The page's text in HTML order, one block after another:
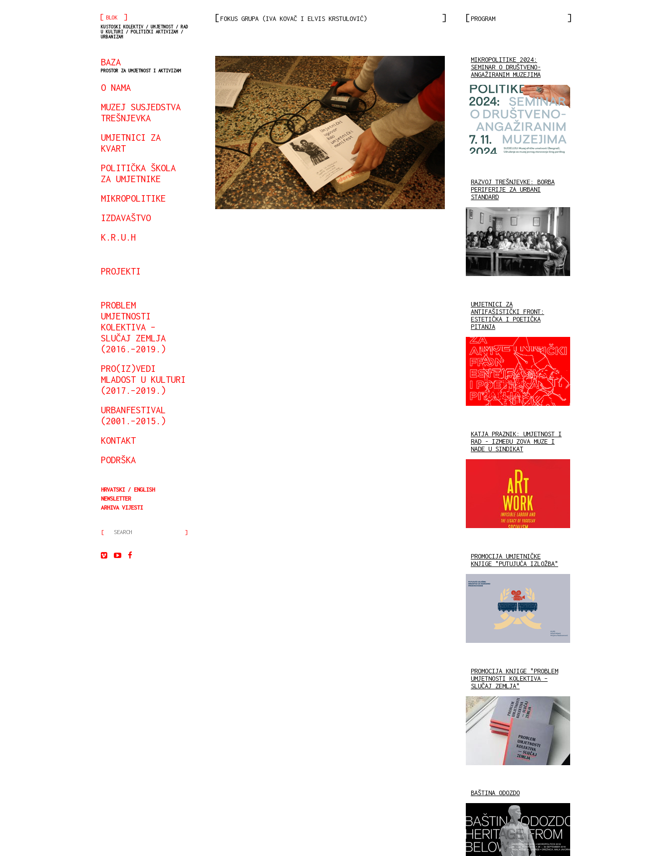
[ BLOK ]
KUSTOSKI KOLEKTIV / UMJETNOST / RAD
U KULTURI / POLITIČKI AKTIVIZAM /
URBANIZAM
BAZA
PROSTOR ZA UMJETNOST I AKTIVIZAM
O NAMA
MUZEJ SUSJEDSTVA
TREŠNJEVKA
UMJETNICI ZA
KVART
POLITIČKA ŠKOLA
ZA UMJETNIKE
MIKROPOLITIKE
IZDAVAŠTVO
K.R.U.H
PROJEKTI
PROBLEM
UMJETNOSTI
KOLEKTIVA –
SLUČAJ ZEMLJA
(2016.–2019.)
PRO(IZ)VEDI
MLADOST U KULTURI
(2017.–2019.)
URBANFESTIVAL
(2001.–2015.)
KONTAKT
PODRŠKA
HRVATSKI
ENGLISH
NEWSLETTER
ARHIVA VIJESTI
FOKUS GRUPA (IVA KOVAČ I ELVIS KRSTULOVIĆ) PROGRAM
MIKROPOLITIKE 2024:
SEMINAR O DRUŠTVENO-
ANGAŽIRANIM MUZEJIMA
RAZVOJ TREŠNJEVKE: BORBA
PERIFERIJE ZA URBANI
STANDARD
UMJETNICI ZA
ANTIFAŠISTIČKI FRONT:
ESTETIČKA I POETIČKA
PITANJA
KATJA PRAZNIK: UMJETNOST I
RAD - IZMEĐU ZOVA MUZE I
NADE U SINDIKAT
PROMOCIJA UMJETNIČKE
KNJIGE "PUTUJUĆA IZLOŽBA"
PROMOCIJA KNJIGE "PROBLEM
UMJETNOSTI KOLEKTIVA –
SLUČAJ ZEMLJA"
BAŠTINA ODOZDO